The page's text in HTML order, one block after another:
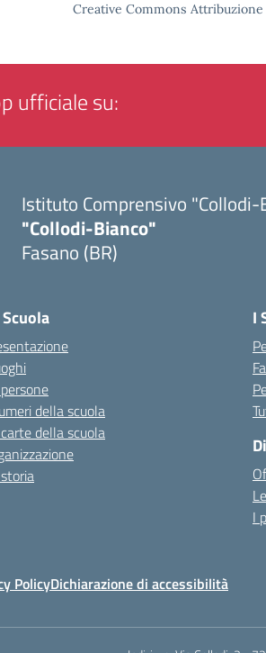
Creative Commons Attribuzione
ufficiale su:
Istituto Comprensivo "Collodi-
"Collodi-Bianco"
Fasano (BR)
della scuola
della scuola
I
I
PolicyDichiarazione di accessibilità